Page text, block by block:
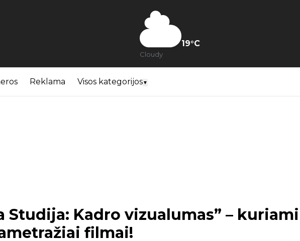
19°C
Cloudy
Reklama Visos kategorijos▼
Studija: Kadro vizualumas” – kuriami
filmai!